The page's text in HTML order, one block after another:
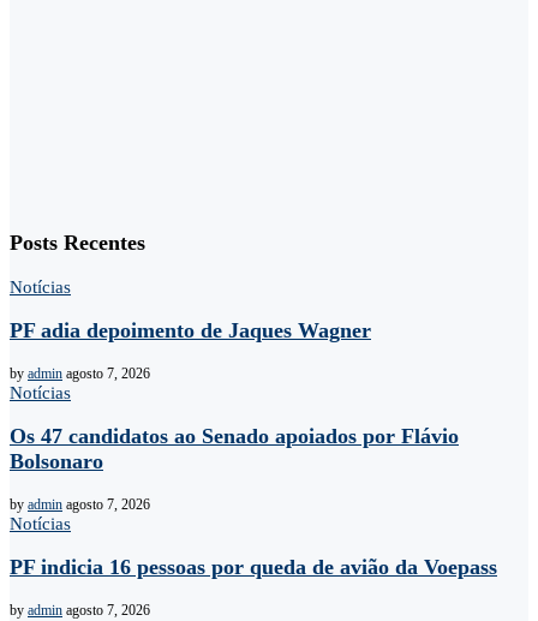
Posts Recentes
Notícias
PF adia depoimento de Jaques Wagner
by admin agosto 7, 2026
Notícias
Os 47 candidatos ao Senado apoiados por Flávio
Bolsonaro
by admin agosto 7, 2026
Notícias
PF indicia 16 pessoas por queda de avião da Voepass
by admin agosto 7, 2026